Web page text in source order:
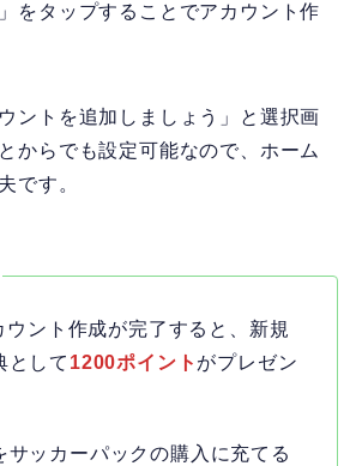
をタップすることでアカウント作
ントを追加しましょう」と選択画
からでも設定可能なので、ホーム
です。
ント作成が完了すると、新規
として 1200ポイント がプレゼン
サッカーパックの購入に充てる